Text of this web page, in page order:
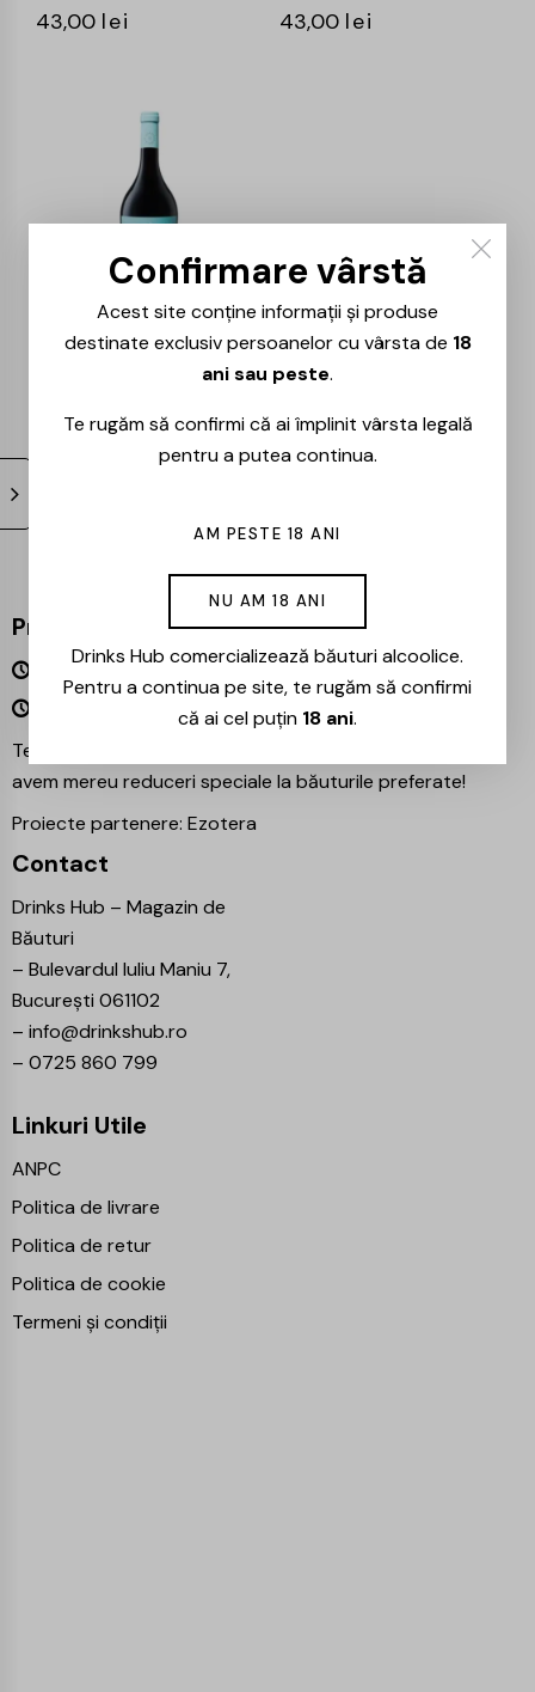
43,00 lei 43,00 lei
Crama Rasova – La
Plage – Rosu 0.75L
Program
Luni – Vineri 09:00 – 18:00
Sâmbătă – Duminică Închis
Te așteptăm și în magazinul nostru din București –
avem mereu reduceri speciale la băuturile preferate!
Proiecte partenere: Ezotera
Contact
Drinks Hub – Magazin de
Băuturi
– Bulevardul Iuliu Maniu 7,
București 061102
– info@drinkshub.ro
– 0725 860 799
Linkuri Utile
ANPC
Politica de livrare
Politica de retur
Politica de cookie
Termeni și condiții
Confirmare vârstă
Acest site conține informații și produse
destinate exclusiv persoanelor cu vârsta de 18
ani sau peste.
Te rugăm să confirmi că ai împlinit vârsta legală
pentru a putea continua.
AM PESTE 18 ANI
NU AM 18 ANI
Drinks Hub comercializează băuturi alcoolice.
Pentru a continua pe site, te rugăm să confirmi
că ai cel puțin 18 ani.